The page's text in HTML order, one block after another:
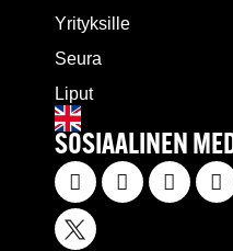
Yrityksille
Seura
Liput
SOSIAALINEN